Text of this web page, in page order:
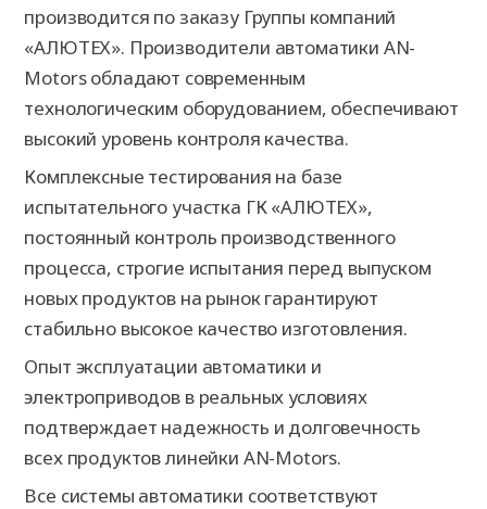
производится по заказу Группы компаний
«АЛЮТЕХ». Производители автоматики AN-
Motors обладают современным
технологическим оборудованием, обеспечивают
высокий уровень контроля качества.
Комплексные тестирования на базе
испытательного участка ГК «АЛЮТЕХ»,
постоянный контроль производственного
процесса, строгие испытания перед выпуском
новых продуктов на рынок гарантируют
стабильно высокое качество изготовления.
Опыт эксплуатации автоматики и
электроприводов в реальных условиях
подтверждает надежность и долговечность
всех продуктов линейки AN-Motors.
Все системы автоматики соответствуют